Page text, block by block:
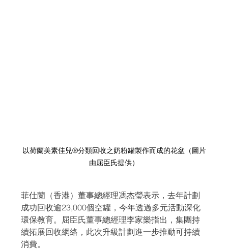
以荷蘭美素佳兒®分類回收之奶粉罐製作而成的花盆（圖片
由屈臣氏提供）
菲仕蘭（香港）董事總經理馮杰瑩表示，去年計劃
成功回收逾23,000個空罐，今年透過多元活動深化
環保教育。屈臣氏董事總經理李家樂指出，集團持
續拓展回收網絡，此次升級計劃進一步推動可持續
消費。